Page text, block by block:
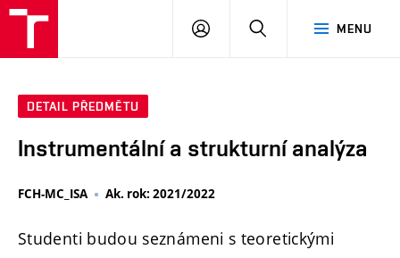
MENU
PŘIHLÁSIT
DETAIL PŘEDMĚTU
Instrumentální a strukturní analýza
FCH-MC_ISA Ak. rok: 2021/2022
Studenti budou seznámeni s teoretickými